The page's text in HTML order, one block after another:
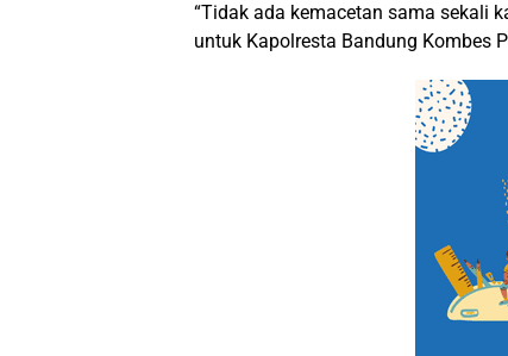
“Tidak ada kemacetan sama sekali
untuk Kapolresta Bandung Kombes